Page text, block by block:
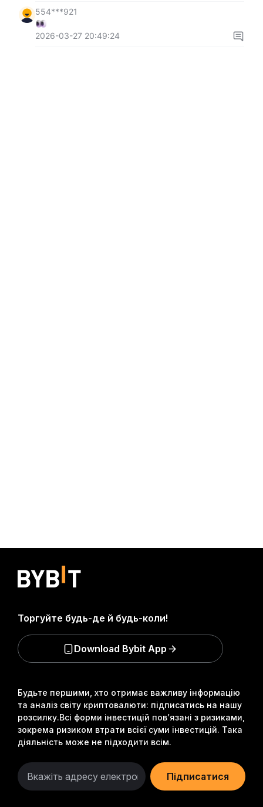
554***921
2026-03-27 20:49:24
Будьте першими, хто отримає важливу інформацію
та аналіз світу криптовалюти: підписатись на нашу
розсилку.Всі форми інвестицій пов’язані з ризиками,
зокрема ризиком втрати всієї суми інвестицій. Така
діяльність може не підходити всім.
Підписатися
Торгуйте будь-де й будь-коли!
Download Bybit App